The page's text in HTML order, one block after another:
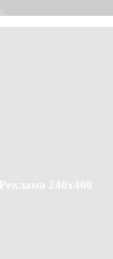
Реклама 240x400